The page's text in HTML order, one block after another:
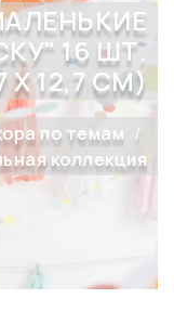
16 ШТ.
Х 12,7 СМ)
по темам
коллекция